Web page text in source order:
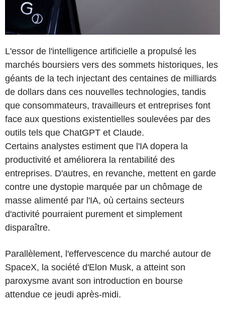
L'essor de l'intelligence artificielle a propulsé les
marchés boursiers vers des sommets historiques, les
géants de la tech injectant des centaines de milliards
de dollars dans ces nouvelles technologies, tandis
que consommateurs, travailleurs et entreprises font
face aux questions existentielles soulevées par des
outils tels que ChatGPT et Claude.
Certains analystes estiment que l'IA dopera la
productivité et améliorera la rentabilité des
entreprises. D'autres, en revanche, mettent en garde
contre une dystopie marquée par un chômage de
masse alimenté par l'IA, où certains secteurs
d'activité pourraient purement et simplement
disparaître.
Parallèlement, l'effervescence du marché autour de
SpaceX, la société d'Elon Musk, a atteint son
paroxysme avant son introduction en bourse
attendue ce jeudi après-midi.